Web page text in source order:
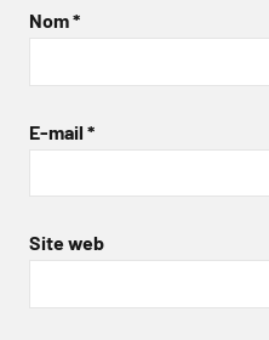
Nom*
E-mail *
Site web